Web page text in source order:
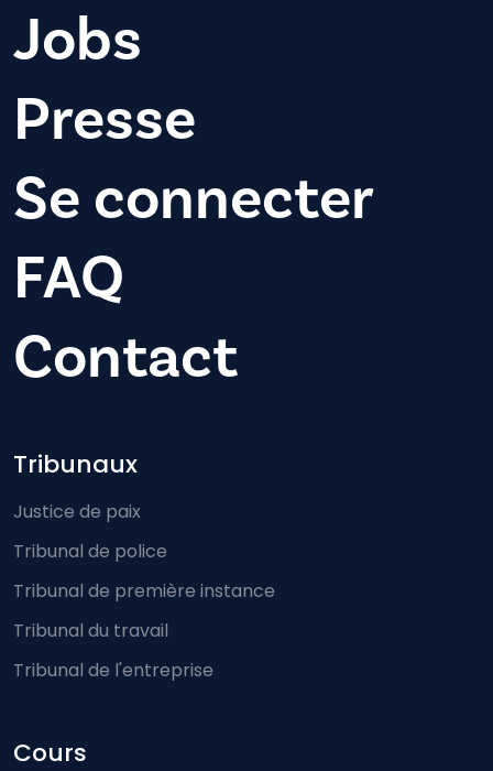
Jobs
Presse
Se connecter
FAQ
Contact
Footer-menu
Tribunaux
Justice de paix
Tribunal de police
Tribunal de première instance
Tribunal du travail
Tribunal de l'entreprise
Cours